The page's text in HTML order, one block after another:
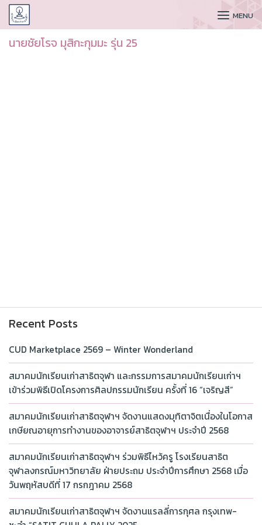
CUDAA MENU
นายชัยโรจ มุสิกะกุมมะ รุ่น 25
Recent Posts
CUD Marketplace 2569 – Winter Wonderland
สมาคมนักเรียนเก่าสาธิตจุฬา และกรรมการสมาคมนักเรียนเก่าฯ
เข้าร่วมพิธีเปิดโครงการศิลปกรรมนักเรียน ครั้งที่ 16 “เจริญสี”
สมาคมนักเรียนเก่าสาธิตจุฬาฯ จัดงานแสดงมุทิตาจิตเนื่องในโอกาส
เกษียณอายุการทำงานของอาจารย์สาธิตจุฬาฯ ประจำปี 2568
สมาคมนักเรียนเก่าสาธิตจุฬาฯ ร่วมพิธีไหว้ครู โรงเรียนสาธิต
จุฬาลงกรณ์มหาวิทยาลัย ฝ่ายประถม ประจำปีการศึกษา 2568 เมื่อ
วันพฤหัสบดีที่ 17 กรกฎาคม 2568
สมาคมนักเรียนเก่าสาธิตจุฬาฯ จัดงานแรลลี่การกุศล กรุงเทพ-